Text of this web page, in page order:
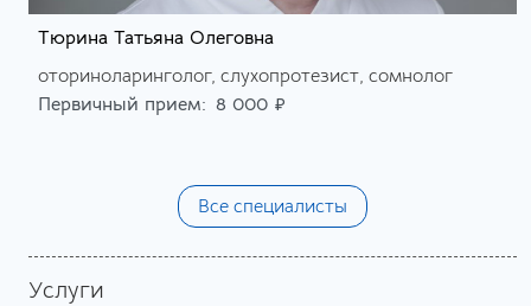
Тюрина Татьяна Олеговна
оториноларинголог, слухопротезист, сомнолог
Первичный прием: 8 000 ₽
Все специалисты
Услуги